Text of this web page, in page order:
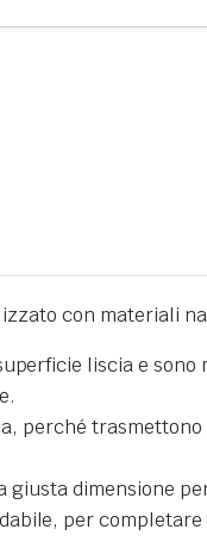
con materiali
liscia e sono
.
perché trasmettono
giusta dimensione
per